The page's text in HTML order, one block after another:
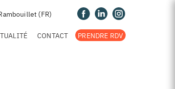
(FR)
CONTACT PRENDRE RDV